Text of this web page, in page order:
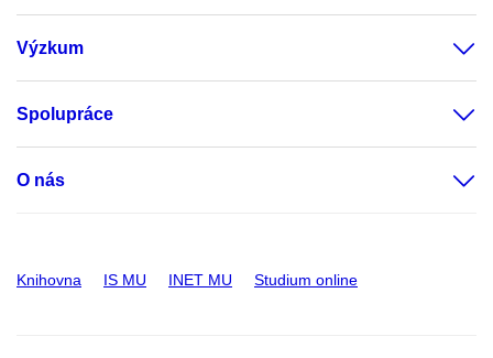
Výzkum
Spolupráce
O nás
Knihovna IS MU INET MU Studium online